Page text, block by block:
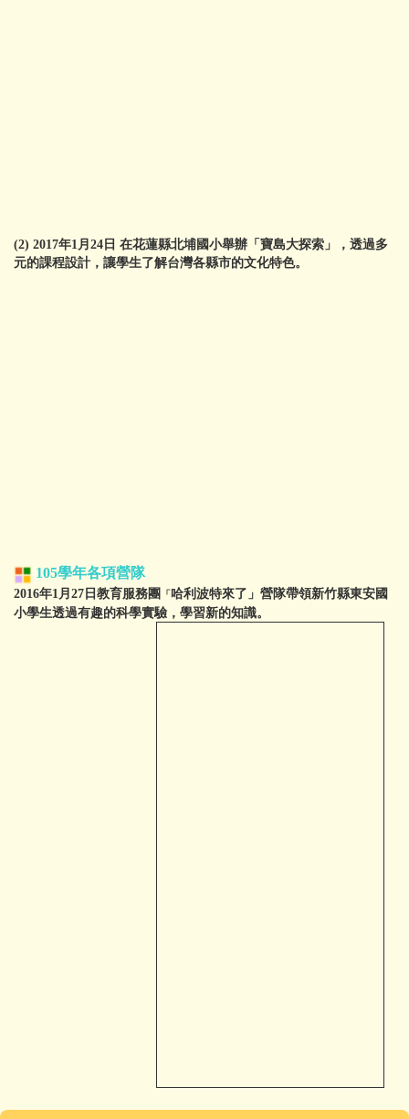
(2) 2017年1月24日 在花蓮縣北埔國小舉辦 「寶島大探索」，透過多
元的課程設計，讓學生了解台灣各縣市的文化特色。
105學年各項營隊
2016年1月27日教育服務團 「 哈利波特來了」營隊帶領新竹縣東安國
小學生透過有趣的科學實驗，學習新的知識。